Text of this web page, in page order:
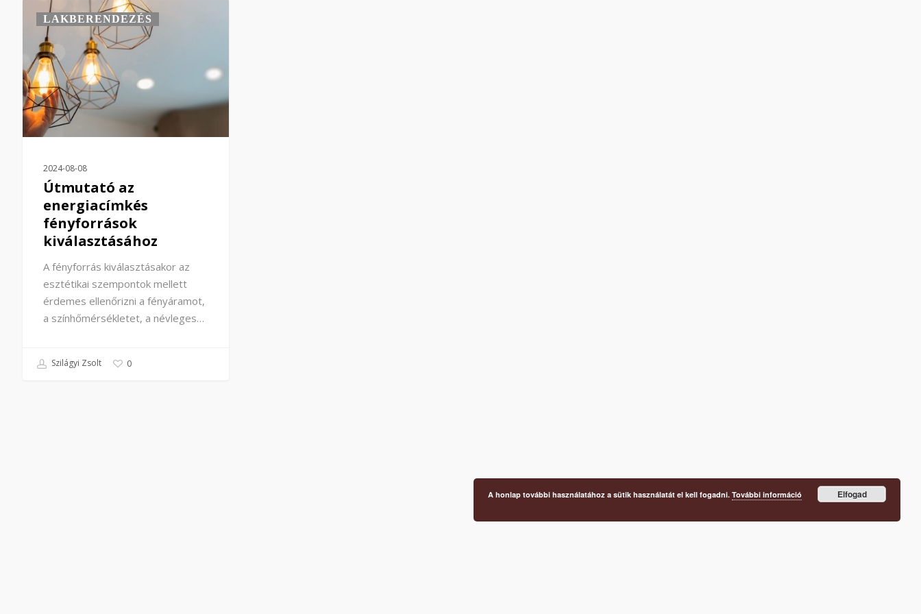
LAKBERENDEZÉS
2024-08-08
Útmutató az
energiacímkés
fényforrások
kiválasztásához
A fényforrás kiválasztásakor az
esztétikai szempontok mellett
érdemes ellenőrizni a fényáramot,
a színhőmérsékletet, a névleges…
Szilágyi Zsolt 0
A honlap további használatához a sütik használatát el kell fogadni. További információ Elfogad